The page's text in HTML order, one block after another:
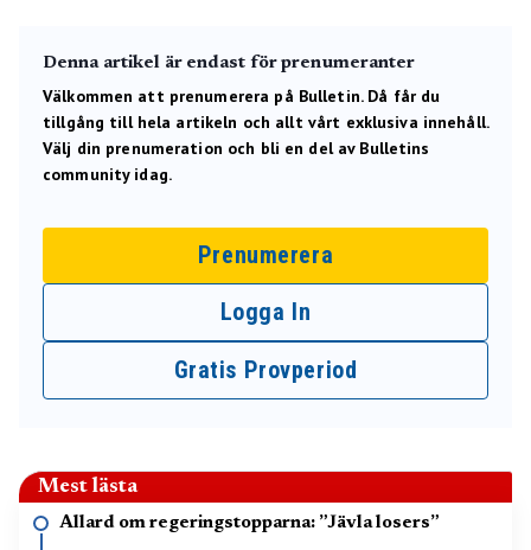
Denna artikel är endast för prenumeranter
Välkommen att prenumerera på Bulletin. Då får du
tillgång till hela artikeln och allt vårt exklusiva innehåll.
Välj din prenumeration och bli en del av Bulletins
community idag.
Prenumerera
Logga In
Gratis Provperiod
Mest lästa
Allard om regeringstopparna: ”Jävla losers”